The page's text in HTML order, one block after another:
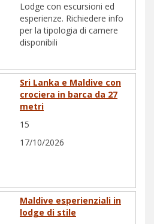
Lodge con escursioni ed
esperienze. Richiedere info
per la tipologia di camere
disponibili
Sri Lanka e Maldive con
crociera in barca da 27
metri
15
17/10/2026
Maldive esperienziali in
lodge di stile